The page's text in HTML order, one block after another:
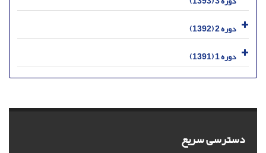
دوره 2 (1392)
دوره 1 (1391)
دسترسی سریع